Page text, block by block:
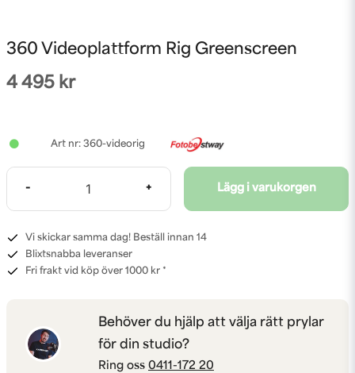
360 Videoplattform Rig Greenscreen
4 495 kr
360-videorig
- + Lägg i varukorgen
Vi skickar samma dag! Beställ innan 14
Blixtsnabba leveranser
Fri frakt vid köp över 1000 kr *
Behöver du hjälp att välja rätt prylar
för din studio?
Ring oss 0411-172 20